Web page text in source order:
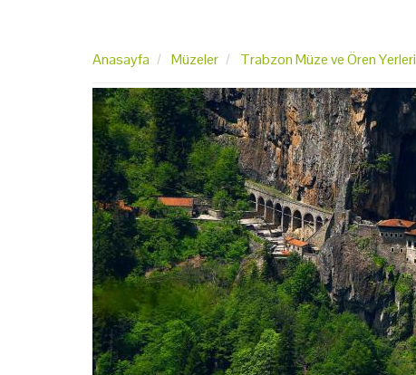
Anasayfa Müzeler Trabzon Müze ve Ören Yerleri